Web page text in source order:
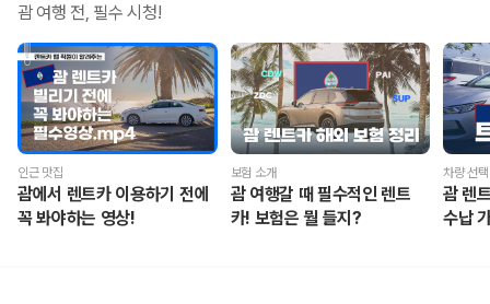
괌 여행 전, 필수 시청!
인근 맛집
괌에서 렌트카 이용하기 전에
꼭 봐야하는 영상!
보험 소개
괌 여행갈 때 필수적인 렌트
카! 보험은 뭘 들지?
차량 선
괌 렌
수납